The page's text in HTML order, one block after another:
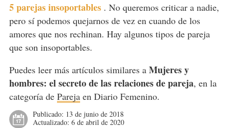
5 parejas insoportables . No queremos criticar a nadie,
pero sí podemos quejarnos de vez en cuando de los
amores que nos rechinan. Hay algunos tipos de pareja
que son insoportables.
Puedes leer más artículos similares a Mujeres y
hombres: el secreto de las relaciones de pareja, en la
categoría de Parejaen Diario Femenino.
Publicado: 13 de junio de 2018
Actualizado: 6 de abril de 2020